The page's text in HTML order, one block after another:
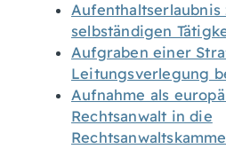
selbständigen
Aufgraben einer
Leitungsverlegung
Aufnahme als
Rechtsanwalt in die